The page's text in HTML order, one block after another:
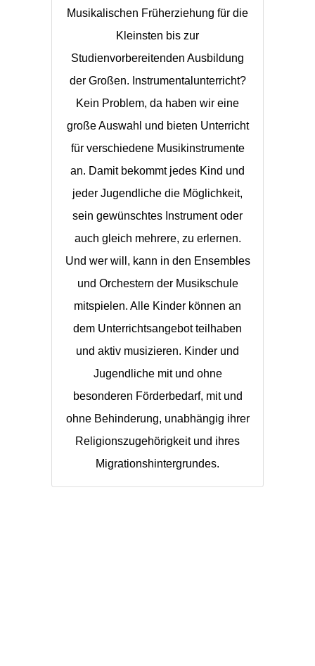
Musikalischen Früherziehung für die
Kleinsten bis zur
Studienvorbereitenden Ausbildung
der Großen. Instrumentalunterricht?
Kein Problem, da haben wir eine
große Auswahl und bieten Unterricht
für verschiedene Musikinstrumente
an. Damit bekommt jedes Kind und
jeder Jugendliche die Möglichkeit,
sein gewünschtes Instrument oder
auch gleich mehrere, zu erlernen.
Und wer will, kann in den Ensembles
und Orchestern der Musikschule
mitspielen. Alle Kinder können an
dem Unterrichtsangebot teilhaben
und aktiv musizieren. Kinder und
Jugendliche mit und ohne
besonderen Förderbedarf, mit und
ohne Behinderung, unabhängig ihrer
Religionszugehörigkeit und ihres
Migrationshintergrundes.